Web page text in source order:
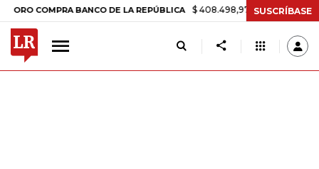
BANCO DE LA REPÚBLICA $ 408.498,97 +$ 8.753,81 +2,19%
SUSCRÍBASE